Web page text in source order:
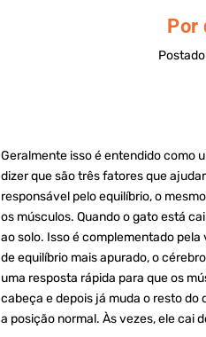
Por
Geralmente isso é entendido como
dizer que são três fatores que
responsável pelo equilíbrio, o
os músculos. Quando o gato está
ao solo. Isso é complementado
de equilíbrio mais apurado, o
uma resposta rápida para que os
cabeça e depois já muda o resto do
a posição normal. Às vezes, ele cai